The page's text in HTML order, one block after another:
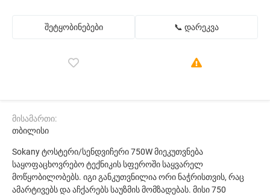
შეტყობინებები 📞 დარეკვა
მისამართი:
თბილისი
Sokany ტოსტერი/სენდვიჩერი 750W მიეკუთვნება
საყოფაცხოვრებო ტექნიკის სფეროში საყვარელ
მოწყობილობებს. იგი განკუთვნილია ორი ნაჭრისთვის, რაც
ამარტივებს და აჩქარებს საუზმის მომზადებას. მისი 750